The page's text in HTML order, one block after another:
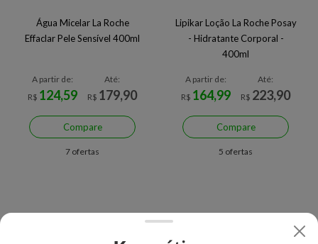
Água Micelar La Roche
Effaclar Pele Sensível 400ml
A partir de:
R$ 124,59
Até:
R$ 179,90
Compare
7 ofertas
Lipikar Loção La Roche Posay
- Hidratante Corporal -
400ml
A partir de:
R$ 164,99
Até:
R$ 223,90
Compare
5 ofertas